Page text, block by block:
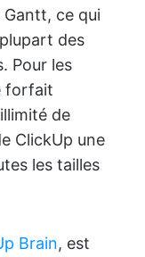
ce qui
des
Pour les
forfait
de
ClickUp une
les tailles
Brain, est